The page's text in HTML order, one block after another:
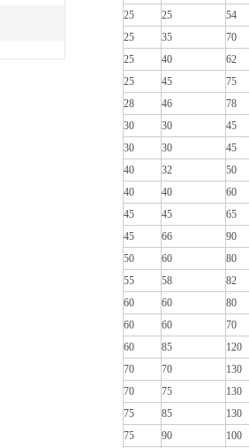
25
25
54
25
35
70
25
40
62
25
45
75
28
46
78
30
30
45
30
30
45
40
32
50
40
40
60
45
45
65
45
66
90
50
60
80
55
58
82
60
60
80
60
60
70
60
85
120
70
70
130
70
75
130
75
85
130
75
90 100